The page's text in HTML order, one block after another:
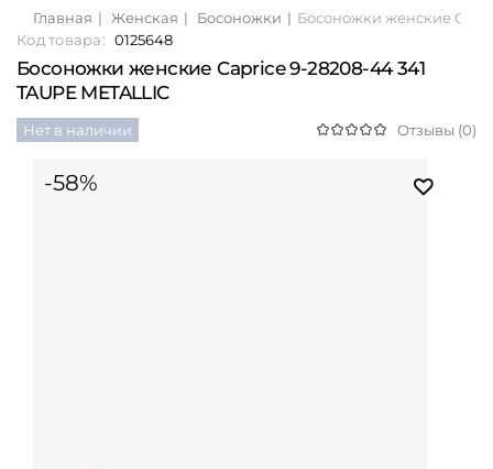
Главная Женская Босоножки
Босоножки женские
Код товара: 0125648
Босоножки женские Caprice 9-28208-44 341
TAUPE METALLIC
Нет в наличии Отзывы (0)
-58%